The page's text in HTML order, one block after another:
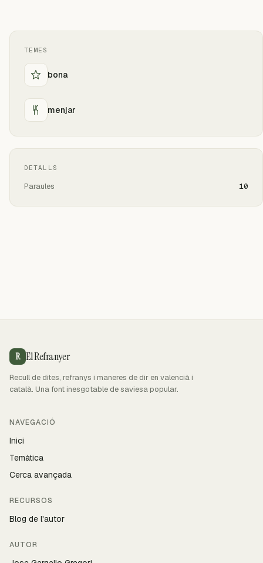
TEMES
bona
menjar
DETALLS
Paraules 10
R El Refranyer
Recull de dites, refranys i maneres de dir en valencià i
català. Una font inesgotable de saviesa popular.
NAVEGACIÓ
Inici
Temàtica
Cerca avançada
RECURSOS
Blog de l'autor
AUTOR